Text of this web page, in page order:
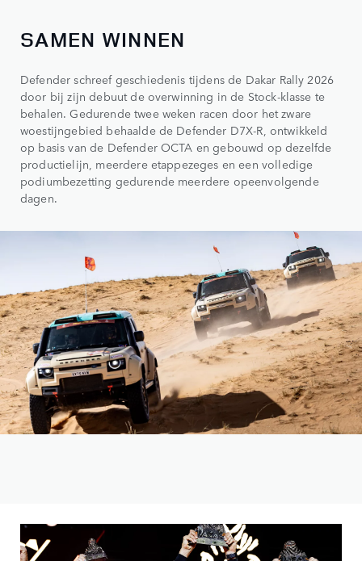
SAMEN WINNEN
Defender schreef geschiedenis tijdens de Dakar Rally 2026
door bij zijn debuut de overwinning in de Stock-klasse te
behalen. Gedurende twee weken racen door het zware
woestijngebied behaalde de Defender D7X‑R, ontwikkeld
op basis van de Defender OCTA en gebouwd op dezelfde
productielijn, meerdere etappezeges en een volledige
podiumbezetting gedurende meerdere opeenvolgende
dagen.